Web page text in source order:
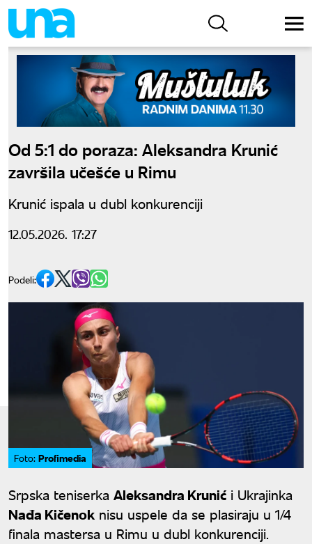
Od 5:1 do poraza: Aleksandra Krunić
završila učešće u Rimu
Krunić ispala u dubl konkurenciji
12.05.2026. 17:27
Podeli:
Foto: Profimedia
Srpska teniserka Aleksandra Krunić i Ukrajinka
Nađa Kičenok nisu uspele da se plasiraju u 1/4
finala mastersa u Rimu u dubl konkurenciji.